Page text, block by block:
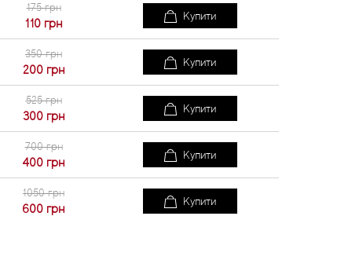
175 грн
110 грн
Купити
350 грн
200 грн
Купити
525 грн
300 грн
Купити
700 грн
400 грн
Купити
1050 грн
600 грн
Купити